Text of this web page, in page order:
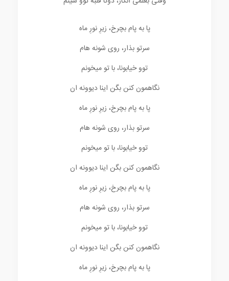
پا به پام بچرخ، زیرِ نورِ ماه
سرتو بذار، روی شونه هام
توو خیابونا، با تو میخونم
نگاهمون کنن بگن اینا دیوونه ان
پا به پام بچرخ، زیرِ نورِ ماه
سرتو بذار، روی شونه هام
توو خیابونا، با تو میخونم
نگاهمون کنن بگن اینا دیوونه ان
پا به پام بچرخ، زیرِ نورِ ماه
سرتو بذار، روی شونه هام
توو خیابونا، با تو میخونم
نگاهمون کنن بگن اینا دیوونه ان
پا به پام بچرخ، زیرِ نورِ ماه